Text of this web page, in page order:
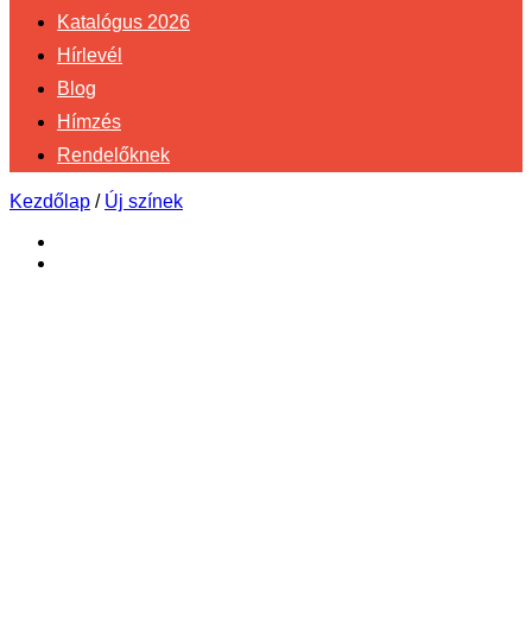
Katalógus 2026
Hírlevél
Blog
Hímzés
Rendelőknek
Kezdőlap / Új színek